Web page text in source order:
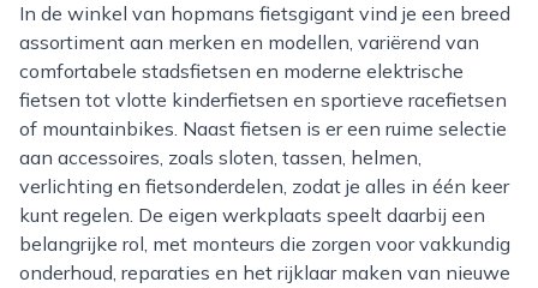
In de winkel van hopmans fietsgigant vind je een breed
assortiment aan merken en modellen, variërend van
comfortabele stadsfietsen en moderne elektrische
fietsen tot vlotte kinderfietsen en sportieve racefietsen
of mountainbikes. Naast fietsen is er een ruime selectie
aan accessoires, zoals sloten, tassen, helmen,
verlichting en fietsonderdelen, zodat je alles in één keer
kunt regelen. De eigen werkplaats speelt daarbij een
belangrijke rol, met monteurs die zorgen voor vakkundig
onderhoud, reparaties en het rijklaar maken van nieuwe